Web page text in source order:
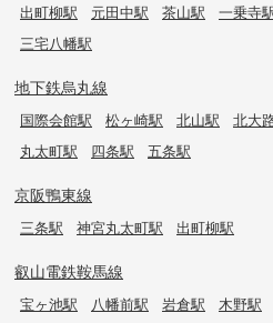
出町柳駅 元田中駅 茶山駅 一乗寺
三宅八幡駅
地下鉄烏丸線
国際会館駅 松ヶ崎駅 北山駅 北大
丸太町駅
四条駅 五条駅
京阪鴨東線
三条駅 神宮丸太町駅 出町柳駅
叡山電鉄鞍馬線
宝ヶ池駅 八幡前駅 岩倉駅 木野駅